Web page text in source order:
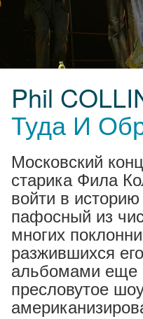
Phil
Туда И
Московский
старика Фила
войти в
пафосный из
многих
разжившихся
альбомами еще
пресловутое